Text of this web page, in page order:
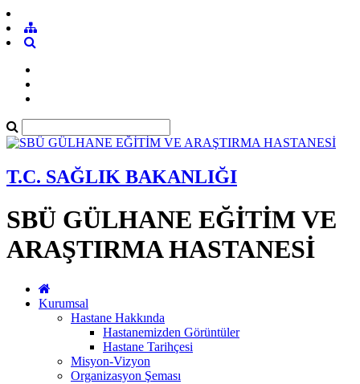
T.C. SAĞLIK BAKANLIĞI
SBÜ GÜLHANE EĞİTİM VE
ARAŞTIRMA HASTANESİ
Kurumsal
Hastane Hakkında
Hastanemizden Görüntüler
Hastane Tarihçesi
Misyon-Vizyon
Organizasyon Şeması